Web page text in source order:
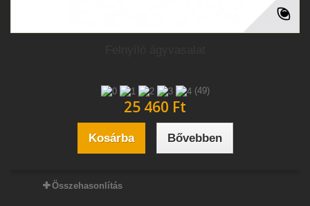
(49)
25 460 Ft‎
Kosárba Bővebben
Összehasonlítás